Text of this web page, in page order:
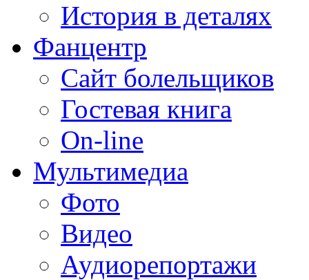
История в деталях
Фанцентр
Сайт болельщиков
Гостевая книга
On-line
Мультимедиа
Фото
Видео
Аудиорепортажи